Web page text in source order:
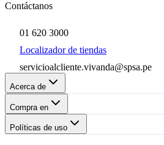
Contáctanos
01 620 3000
Localizador de tiendas
servicioalcliente.vivanda@spsa.pe
Acerca de
Compra en
Políticas de uso